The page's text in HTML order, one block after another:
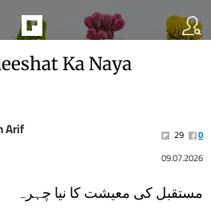
Ka Naya
Arif 29
0
09.07.2026
مستقبل کی معیشت کا نیا چہرہ